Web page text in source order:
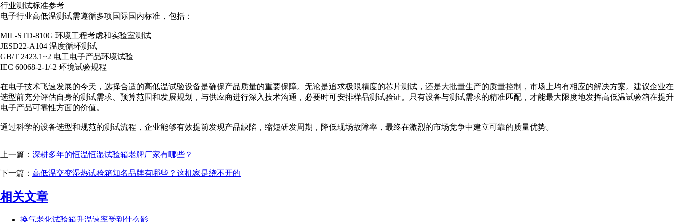
行业测试标准参考
电子行业高低温测试需遵循多项国际国内标准，包括：
MIL-STD-810G 环境工程考虑和实验室测试
JESD22-A104 温度循环测试
GB/T 2423.1~2 电工电子产品环境试验
IEC 60068-2-1/-2 环境试验规程
在电子技术飞速发展的今天，选择合适的高低温试验设备是确保产品质量的重要保障。无论是追求极限精度的芯片测试，还是大批量生产的质量控制，市场上均有相应的解决方案。建议企业在
选型前充分评估自身的测试需求、预算范围和发展规划，与供应商进行深入技术沟通，必要时可安排样品测试验证。只有设备与测试需求的精准匹配，才能最大限度地发挥高低温试验箱在提升
电子产品可靠性方面的价值。
通过科学的设备选型和规范的测试流程，企业能够有效提前发现产品缺陷，缩短研发周期，降低现场故障率，最终在激烈的市场竞争中建立可靠的质量优势。
上一篇： 深耕多年的恒温恒湿试验箱老牌厂家有哪些？
下一篇： 高低温交变湿热试验箱知名品牌有哪些？这机家是绕不开的
相关文章
换气老化试验箱升温速率受到什么影